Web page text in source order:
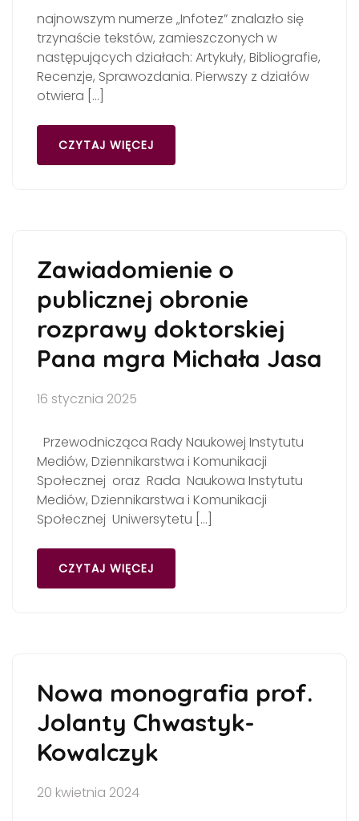
najnowszym numerze „Infotez” znalazło się
trzynaście tekstów, zamiesz­czonych w
następujących działach: Artykuły, Bibliografie,
Recenzje, Sprawozda­nia. Pierwszy z działów
otwiera […]
CZYTAJ WIĘCEJ
Zawiadomienie o
publicznej obronie
rozprawy doktorskiej
Pana mgra Michała Jasa
16 stycznia 2025
Przewodnicząca Rady Naukowej Instytutu
Mediów, Dziennikarstwa i Komunikacji
Społecznej oraz Rada Naukowa Instytutu
Mediów, Dziennikarstwa i Komunikacji
Społecznej Uniwersytetu […]
CZYTAJ WIĘCEJ
Nowa monografia prof.
Jolanty Chwastyk-
Kowalczyk
20 kwietnia 2024